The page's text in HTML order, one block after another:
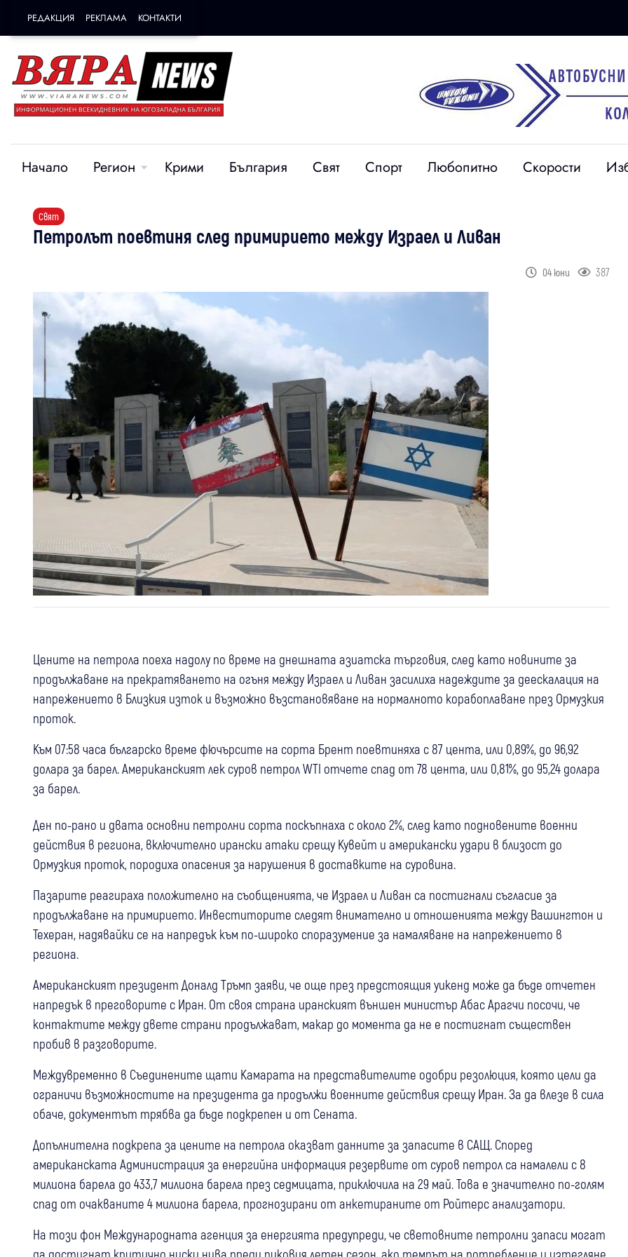
РЕДАКЦИЯ РЕКЛАМА КОНТАКТИ
Начало Регион Крими България Свят Спорт Любопитно Скорости
Свят
Петролът поевтиня след примирието между Израел и Ливан
04 юни 387
Цените на петрола поеха надолу по време на днешната азиатска търговия, след като новините за
продължаване на прекратяването на огъня между Израел и Ливан засилиха надеждите за деескалация на
напрежението в Близкия изток и възможно възстановяване на нормалното корабоплаване през Ормузкия
проток.
Към 07:58 часа българско време фючърсите на сорта Брент поевтиняха с 87 цента, или 0,89%, до 96,92
долара за барел. Американският лек суров петрол WTI отчете спад от 78 цента, или 0,81%, до 95,24 долара
за барел.
Ден по-рано и двата основни петролни сорта поскъпнаха с около 2%, след като подновените военни
действия в региона, включително ирански атаки срещу Кувейт и американски удари в близост до
Ормузкия проток, породиха опасения за нарушения в доставките на суровина.
Пазарите реагираха положително на съобщенията, че Израел и Ливан са постигнали съгласие за
продължаване на примирието. Инвеститорите следят внимателно и отношенията между Вашингтон и
Техеран, надявайки се на напредък към по-широко споразумение за намаляване на напрежението в
региона.
Американският президент Доналд Тръмп заяви, че още през предстоящия уикенд може да бъде отчетен
напредък в преговорите с Иран. От своя страна иранският външен министър Абас Арагчи посочи, че
контактите между двете страни продължават, макар до момента да не е постигнат съществен
пробив в разговорите.
Междувременно в Съединените щати Камарата на представителите одобри резолюция, която цели да
ограничи възможностите на президента да продължи военните действия срещу Иран. За да влезе в сила
обаче, документът трябва да бъде подкрепен и от Сената.
Допълнителна подкрепа за цените на петрола оказват данните за запасите в САЩ. Според
американската Администрация за енергийна информация резервите от суров петрол са намалели с 8
милиона барела до 433,7 милиона барела през седмицата, приключила на 29 май. Това е значително по-голям
спад от очакваните 4 милиона барела, прогнозирани от анкетираните от Ройтерс анализатори.
На този фон Международната агенция за енергията предупреди, че световните петролни запаси могат